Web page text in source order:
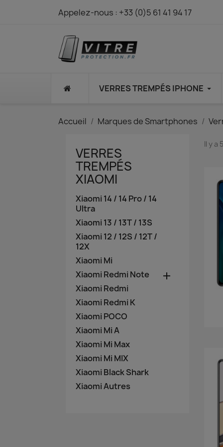
Appelez-nous : +33 (0)5 61 41 94 17
VERRES TREMPÉS IPHONE
Accueil Marques de Smartphones
VERRES
TREMPÉS
XIAOMI
Xiaomi 14 / 14 Pro / 14
Ultra
Xiaomi 13 / 13T / 13S
Xiaomi 12 / 12S / 12T /
12X
Xiaomi Mi
Xiaomi Redmi Note

Xiaomi Redmi
Xiaomi Redmi K
Xiaomi POCO
Xiaomi Mi A
Xiaomi Mi Max
Xiaomi Mi MIX
Xiaomi Black Shark
Xiaomi Autres
Il y a